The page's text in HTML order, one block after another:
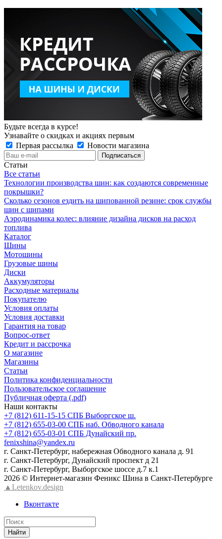
Будьте всегда в курсе!
Узнавайте о скидках и акциях первым
Первая рассылка
Новости магазина
Статьи
Все статьи
Технологии производства шин: как создаются современные
покрышки?
Сколько сезонов ездить на шипованной резине: срок службы
шин с шипами
Аэродинамика колес: влияние дизайна дисков на расход
топлива
Каталог
Шины
Мотошины
Грузовые шины
Диски
Аккумуляторы
Расходные материалы
Покупателю
Условия оплаты
Условия доставки
Гарантия на товар
Вопрос-ответ
Кредит и рассрочка
О магазине
Магазины
Статьи
Политика конфиденциальности
Пользовательское соглашение
Публичная оферта (.pdf)
Наши контакты
+7 (812) 611-15-15 СПБ Выборгское ш.
+7 (812) 655-03-00 СПБ наб. Обводного канала
+7 (812) 655-03-01 СПБ Дунайский пр.
fenixshina@yandex.ru
г. Санкт-Петербург, набережная Обводного канала д. 91
г. Санкт-Петербург, Дунайский проспект д 21
г. Санкт-Петербург, Выборгское шоссе д.7 к.1
2026 © Интернет-магазин Феникс Шина в Санкт-Петербурге
▲Letenkov.design
Вконтакте
Найти